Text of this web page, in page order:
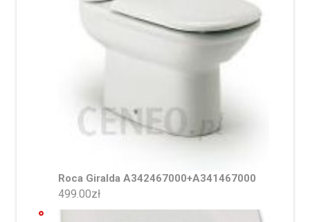
Roca Giralda A342467000+A341467000
499.00zł